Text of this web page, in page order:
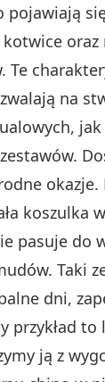
pojawiają
oraz
Te
na
okazje.
koszulka
pasuje do
Taki
dni,
przykład to
ją z